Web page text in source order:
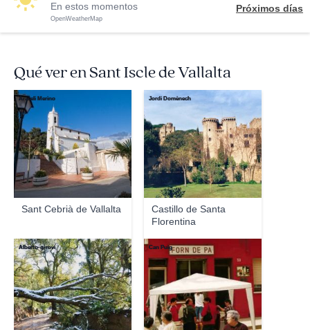
En estos momentos
OpenWeatherMap
Próximos días
Qué ver en Sant Iscle de Vallalta
Sant Cebrià de Vallalta
Araceli Merino
Castillo de Santa
Florentina
Jordi Domènech
Alberto-g-rovi Can Puig